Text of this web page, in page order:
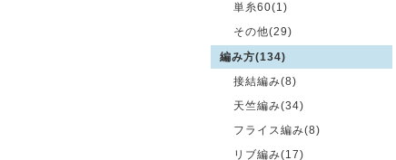
単糸60(1)
その他(29)
編み方(134)
接結編み(8)
天竺編み(34)
フライス編み(8)
リブ編み(17)